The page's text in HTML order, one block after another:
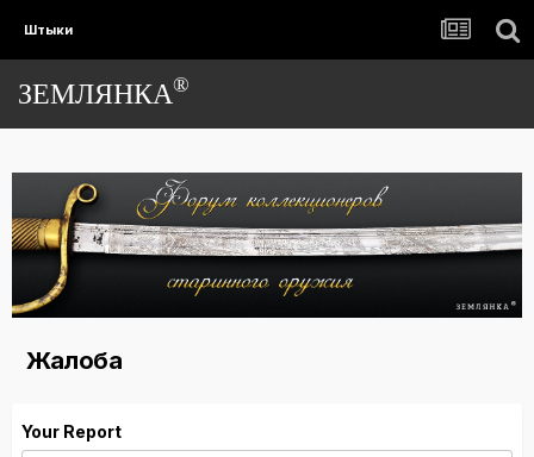
Штыки
ЗЕМЛЯНКА®
Жалоба
Your Report